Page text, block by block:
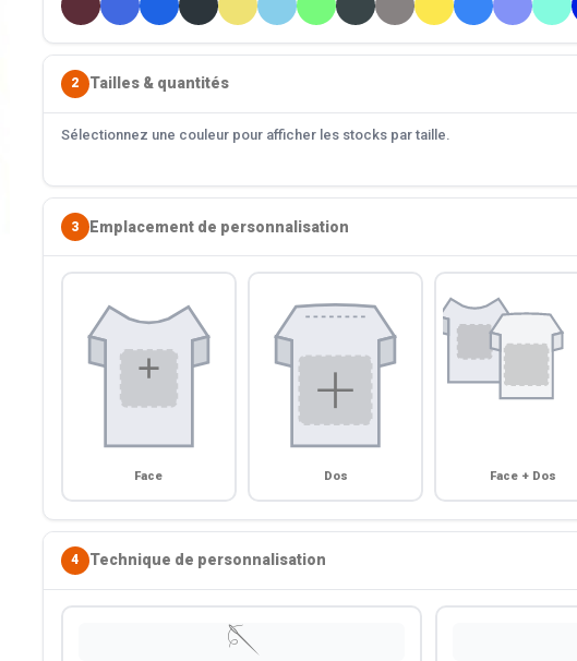
2 Tailles & quantités
Sélectionnez une couleur pour afficher les stocks par taille.
3 Emplacement de personnalisation
Face Dos Face + Dos
4 Technique de personnalisation
🪡